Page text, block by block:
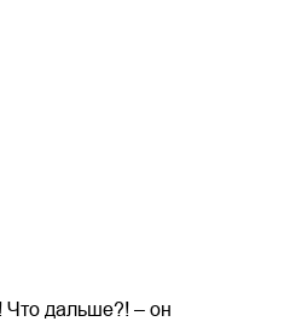
Что дальше?! – он